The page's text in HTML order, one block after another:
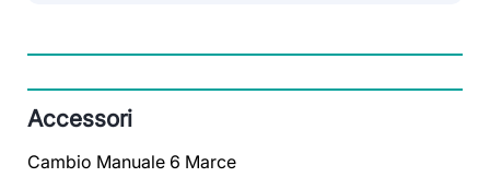
Accessori
Cambio Manuale 6 Marce